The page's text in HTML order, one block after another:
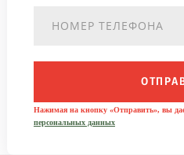
Нажимая на кнопку «Отправить», вы
персональных данных